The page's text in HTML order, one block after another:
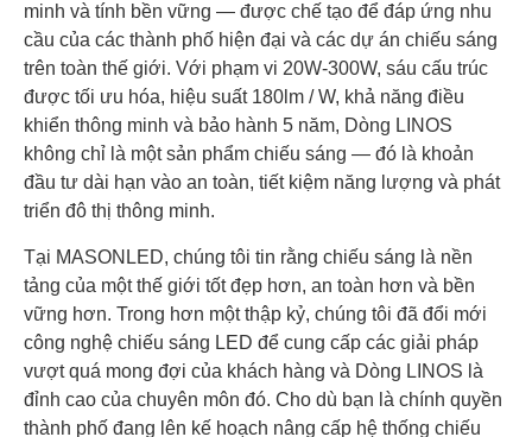
minh và tính bền vững — được chế tạo để đáp ứng nhu
cầu của các thành phố hiện đại và các dự án chiếu sáng
trên toàn thế giới. Với phạm vi 20W-300W, sáu cấu trúc
được tối ưu hóa, hiệu suất 180lm / W, khả năng điều
khiển thông minh và bảo hành 5 năm, Dòng LINOS
không chỉ là một sản phẩm chiếu sáng — đó là khoản
đầu tư dài hạn vào an toàn, tiết kiệm năng lượng và phát
triển đô thị thông minh.
Tại MASONLED, chúng tôi tin rằng chiếu sáng là nền
tảng của một thế giới tốt đẹp hơn, an toàn hơn và bền
vững hơn. Trong hơn một thập kỷ, chúng tôi đã đổi mới
công nghệ chiếu sáng LED để cung cấp các giải pháp
vượt quá mong đợi của khách hàng và Dòng LINOS là
đỉnh cao của chuyên môn đó. Cho dù bạn là chính quyền
thành phố đang lên kế hoạch nâng cấp hệ thống chiếu